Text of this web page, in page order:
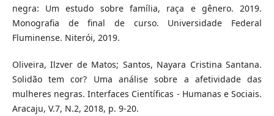
negra: Um estudo sobre família, raça e gênero. 2019.
Monografia de final de curso. Universidade Federal
Fluminense. Niterói, 2019.
Oliveira, Ilzver de Matos; Santos, Nayara Cristina Santana.
Solidão tem cor? Uma análise sobre a afetividade das
mulheres negras. Interfaces Científicas - Humanas e Sociais.
Aracaju, V.7, N.2, 2018, p. 9-20.